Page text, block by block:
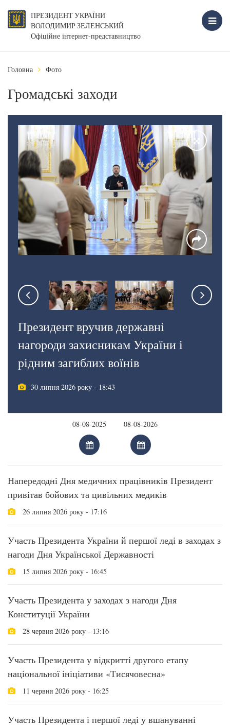
ПРЕЗИДЕНТ УКРАЇНИ
ВОЛОДИМИР ЗЕЛЕНСЬКИЙ
Офіційне інтернет-представництво
Головна Фото
Громадські заходи
Президент вручив державні
нагороди захисникам України і
рідним загиблих воїнів
30 липня 2026 року - 18:43
Напередодні Дня медичних працівників Президент
привітав бойових та цивільних медиків
26 липня 2026 року - 17:16
Участь Президента України й першої леді в заходах з
нагоди Дня Української Державності
15 липня 2026 року - 16:45
Участь Президента у заходах з нагоди Дня
Конституції України
28 червня 2026 року - 13:16
Участь Президента у відкритті другого етапу
національної ініціативи «Тисячовесна»
11 червня 2026 року - 16:25
Участь Президента і першої леді у вшануванні